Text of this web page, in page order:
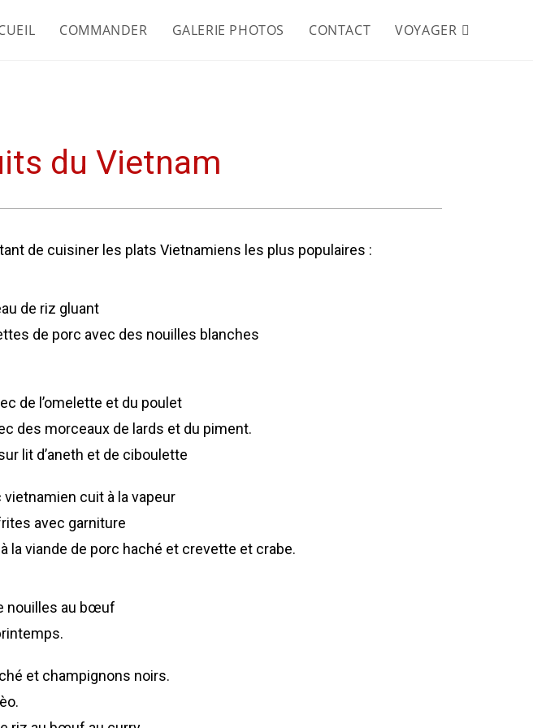
COMMANDER GALERIE PHOTOS CONTACT VOYAGER
du Vietnam
de cuisiner les plats Vietnamiens les plus populaires :
de riz gluant
de porc avec des nouilles blanches
de l’omelette et du poulet
des morceaux de lards et du piment.
lit d’aneth et de ciboulette
vietnamien cuit à la vapeur
avec garniture
la viande de porc haché et crevette et crabe.
nouilles au bœuf
et champignons noirs.